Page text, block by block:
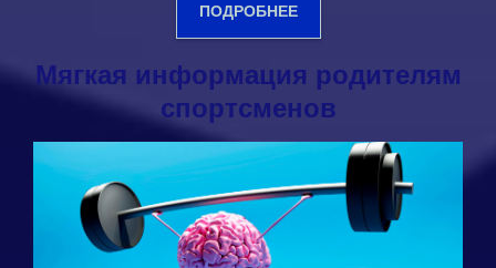
ПОДРОБНЕЕ
Мягкая информация родителям
спортсменов